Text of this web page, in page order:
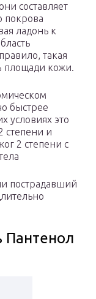
составляет
покрова
ладонь к
такая
площади кожи.
быстрее
условиях это
степени и
2 степени с
пострадавший
Пантенол